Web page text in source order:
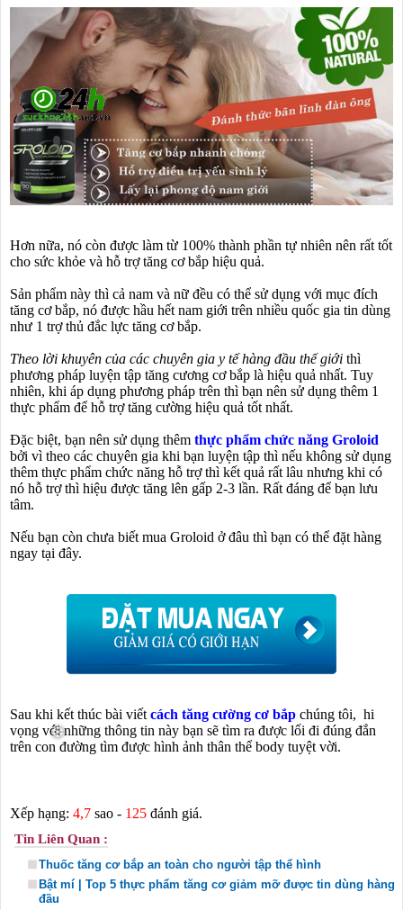
Hơn nữa, nó còn được làm từ 100% thành phần tự nhiên nên rất tốt
cho sức khỏe và hỗ trợ tăng cơ bắp hiệu quả.
Sản phẩm này thì cả nam và nữ đều có thể sử dụng với mục đích
tăng cơ bắp, nó được hầu hết nam giới trên nhiều quốc gia tin dùng
như 1 trợ thủ đắc lực tăng cơ bắp.
Theo lời khuyên của các chuyên gia y tế hàng đầu thế giới thì
phương pháp luyện tập tăng cương cơ bắp là hiệu quả nhất. Tuy
nhiên, khi áp dụng phương pháp trên thì bạn nên sử dụng thêm 1
thực phẩm để hỗ trợ tăng cường hiệu quả tốt nhất.
Đặc biệt, bạn nên sử dụng thêm thực phẩm chức năng Groloid
bởi vì theo các chuyên gia khi bạn luyện tập thì nếu không sử dụng
thêm thực phẩm chức năng hỗ trợ thì kết quả rất lâu nhưng khi có
nó hỗ trợ thì hiệu được tăng lên gấp 2-3 lần. Rất đáng để bạn lưu
tâm.
Nếu bạn còn chưa biết mua Groloid ở đâu thì bạn có thể đặt hàng
ngay tại đây.
Sau khi kết thúc bài viết cách tăng cường cơ bắp chúng tôi, hi
vọng với những thông tin này bạn sẽ tìm ra được lối đi đúng đắn
trên con đường tìm được hình ảnh thân thể body tuyệt vời.
Xếp hạng: 4,7 sao - 125 đánh giá.
Tin Liên Quan :
Thuốc tăng cơ bắp an toàn cho người tập thể hình
Bật mí | Top 5 thực phẩm tăng cơ giảm mỡ được tin dùng hàng
đầu
❆
❆